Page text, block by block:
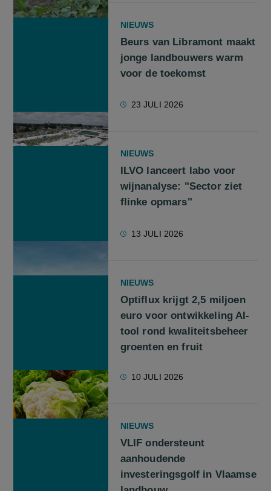
NIEUWS
Beurs van Libramont maakt
jonge landbouwers warm
voor de toekomst
23 JULI 2026
NIEUWS
ILVO lanceert labo voor
wijnanalyse: "Sector ziet
flinke opmars"
13 JULI 2026
NIEUWS
Optiflux krijgt 2,5 miljoen
euro voor ontwikkeling AI-
tool rond kwaliteitsbeheer
groenten en fruit
10 JULI 2026
NIEUWS
VLIF ondersteunt
aanhoudende
investeringsgolf in Vlaamse